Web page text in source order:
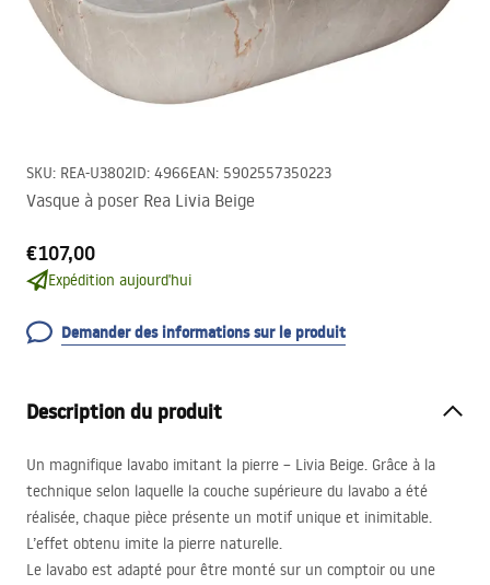
SKU: REA-U3802ID: 4966EAN: 5902557350223
Vasque à poser Rea Livia Beige
€107,00
Expédition aujourd'hui
Demander des informations sur le produit
Description du produit
Un magnifique lavabo imitant la pierre – Livia Beige. Grâce à la
technique selon laquelle la couche supérieure du lavabo a été
réalisée, chaque pièce présente un motif unique et inimitable.
L’effet obtenu imite la pierre naturelle.
Le lavabo est adapté pour être monté sur un comptoir ou une